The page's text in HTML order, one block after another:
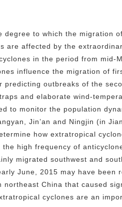
degree to which the migration
are affected by the
in the period from mid-
influence the migration of
predicting outbreaks of the
and elaborate wind-
to monitor the population
Jin’an and Ningjin (in
how extratropical
the high frequency of
migrated southwest and
June, 2015 may have been
China that caused
cyclones are an